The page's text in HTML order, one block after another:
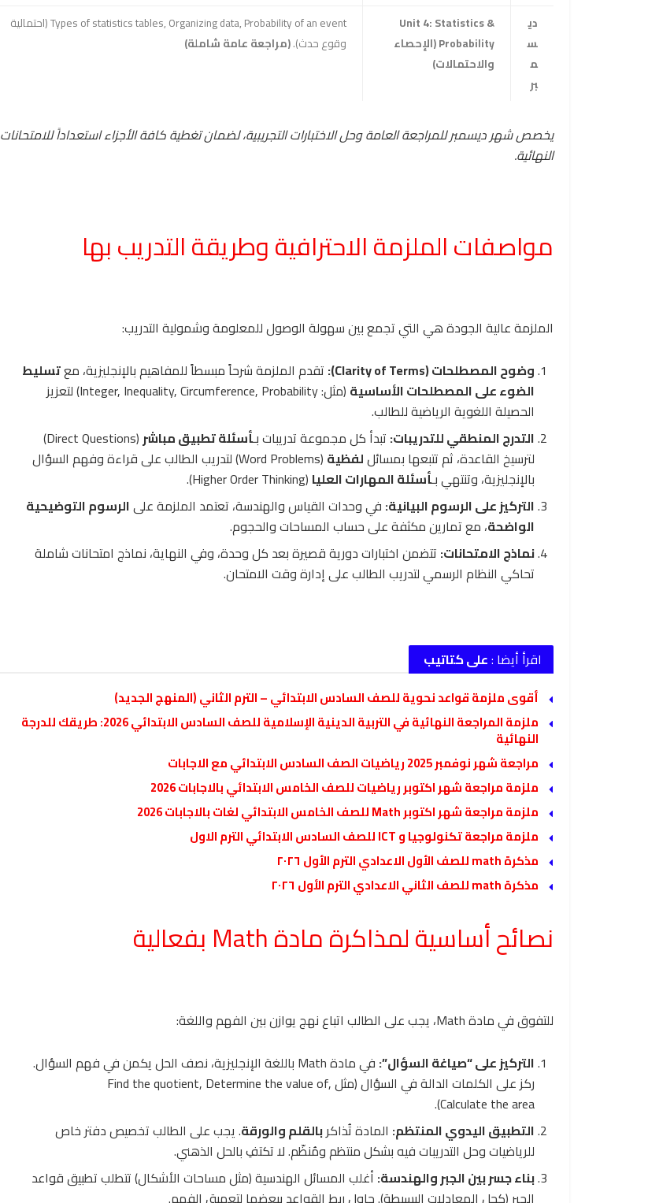
دي
س
م
بر
Unit 4: Statistics &
Probability (الإحصاء
والاحتمالات)
Types of statistics tables, Organizing data, Probability of an event (احتمالية
وقوع حدث).(مراجعة عامة شاملة)
يخصص شهر ديسمبر للمراجعة العامة وحل الاختبارات التجريبية، لضمان تغطية كافة الأجزاء استعداداً للامتحانات
النهائية.
مواصفات الملزمة الاحترافية وطريقة التدريب بها
الملزمة عالية الجودة هي التي تجمع بين سهولة الوصول للمعلومة وشمولية التدريب:
وضوح المصطلحات (Clarity of Terms):
تقدم الملزمة شرحاً مبسطاً للمفاهيم بالإنجليزية، معتسليط
الضوء على المصطلحات الأساسية (مثل: Integer, Inequality,Circumference, Probability
) لتعزيز
الحصيلة اللغوية الرياضية للطالب.
التدرج المنطقي للتدريبات: تبدأ كل مجموعة تدريبات بـأسئلة تطبيق مباشر
(Direct Questions)
لترسيخ القاعدة، ثم تتبعها بمسائللفظية
(Word Problems) لتدريب الطالب على قراءة وفهم السؤال
بالإنجليزية، وتنتهي بـأسئلة المهارات العليا (Higher Order Thinking).
التركيز على الرسوم البيانية: في وحدات القياس والهندسة، تعتمد الملزمة علىالرسوم التوضيحية
الواضحة، مع تمارين مكثفة على حساب المساحات والحجوم.
نماذج الامتحانات: تتضمن اختبارات دورية قصيرة بعد كل وحدة، وفي النهاية، نماذج امتحانات شاملة
تحاكي النظام الرسمي لتدريب الطالب على إدارة وقت الامتحان.
اقرأ أيضا :على كتاتيب
أقوى ملزمة قواعد نحوية للصف السادس الابتدائي – الترم الثاني (المنهج الجديد)
ملزمة المراجعة النهائية في التربية الدينية الإسلامية للصف السادس الابتدائي 2026: طريقك للدرجة
النهائية
مراجعة شهر نوفمبر 2025 رياضيات الصف السادس الابتدائي مع الاجابات
ملزمة مراجعة شهر اكتوبر رياضيات للصف الخامس الابتدائي بالاجابات 2026
ملزمة مراجعة شهر اكتوبر Math للصف الخامس الابتدائي لغات بالاجابات 2026
ملزمة مراجعة تكنولوجيا و ICT للصف السادس الابتدائي الترم الاول
مذكرة math للصف الأول الاعدادي الترم الأول ٢٠٢٦
مذكرة math للصف الثاني الاعدادي الترم الأول ٢٠٢٦
نصائح أساسية لمذاكرة مادة Math بفعالية
للتفوق في مادة Math، يجب على الطالب اتباع نهج يوازن بين الفهم واللغة:
التركيز على “صياغة السؤال”:
في مادة Math باللغة الإنجليزية، نصف الحل يكمن في فهم السؤال.
ركز على الكلمات الدالة في السؤال (مثل
Find thequotient, Determine thevalueof,
Calculate thearea
).
التطبيق اليدوي المنتظم: المادة تُذاكربالقلم والورقة. يجب على الطالب تخصيص دفتر خاص
للرياضيات وحل التدريبات فيه بشكل منتظم ومُنظّم. لا تكتفِ بالحل الذهني.
بناء جسر بين الجبر والهندسة: أغلب المسائل الهندسية (مثل مساحات الأشكال) تتطلب تطبيق قواعد
الجبر (كحل المعادلات البسيطة). حاول ربط القواعد ببعضها لتعميق الفهم.